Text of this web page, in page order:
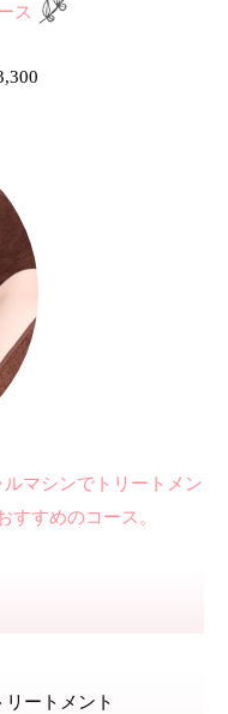
ス
マシンでトリートメン
すすめのコース。
ートメント